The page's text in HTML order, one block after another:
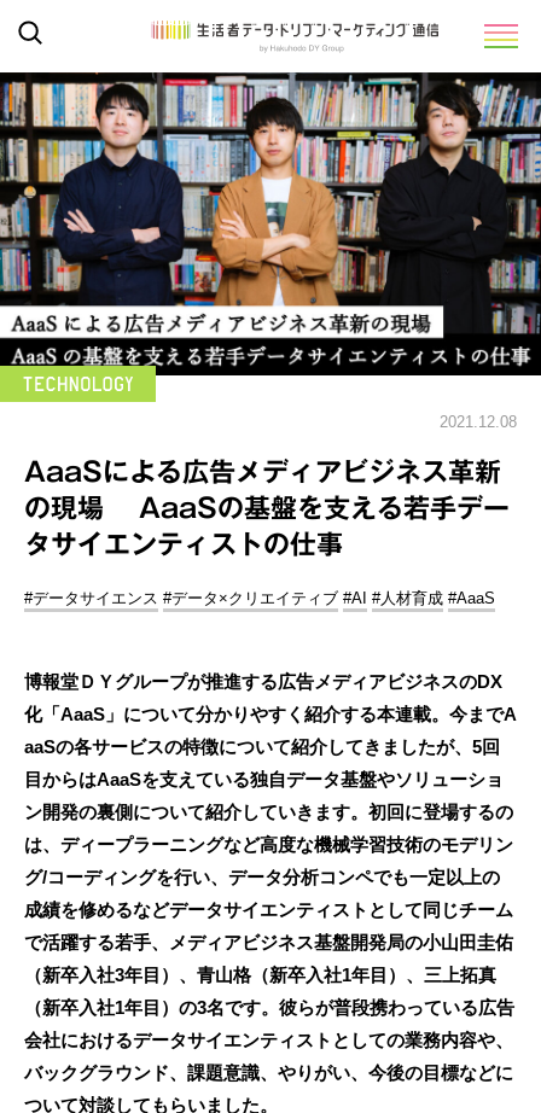
2021.12.08
AaaSによる広告メディアビジネス革新
の現場 AaaSの基盤を支える若手デー
タサイエンティストの仕事
#データサイエンス #データ×クリエイティブ #AI #人材育成 #AaaS
博報堂ＤＹグループが推進する広告メディアビジネスのDX
化「AaaS」について分かりやすく紹介する本連載。今までA
aaSの各サービスの特徴について紹介してきましたが、5回
目からはAaaSを支えている独自データ基盤やソリューショ
ン開発の裏側について紹介していきます。初回に登場するの
は、ディープラーニングなど高度な機械学習技術のモデリン
グ/コーディングを行い、データ分析コンペでも一定以上の
成績を修めるなどデータサイエンティストとして同じチーム
で活躍する若手、メディアビジネス基盤開発局の小山田圭佑
（新卒入社3年目）、青山格（新卒入社1年目）、三上拓真
（新卒入社1年目）の3名です。彼らが普段携わっている広告
会社におけるデータサイエンティストとしての業務内容や、
バックグラウンド、課題意識、やりがい、今後の目標などに
ついて対談してもらいました。